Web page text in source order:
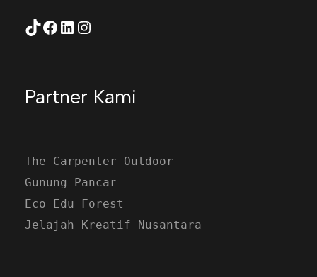
Peralatan Games
TikTok Facebook LinkedIn Instagram
Partner Kami
The Carpenter Outdoor
Gunung Pancar
Eco Edu Forest
Jelajah Kreatif Nusantara